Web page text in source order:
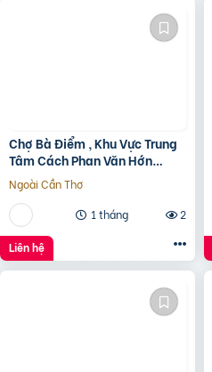
Chợ Bà Điểm , Khu Vực Trung
Tâm Cách Phan Văn Hớn
100m
Ngoài Cần Thơ
1 tháng
2
Liên hệ